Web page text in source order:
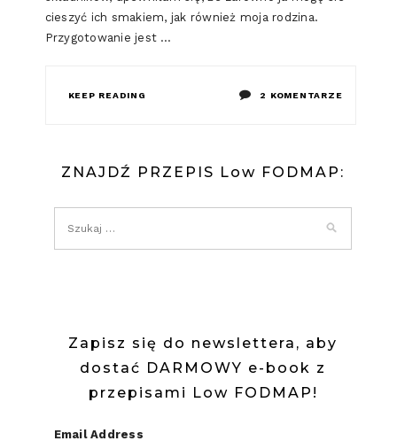
cieszyć ich smakiem, jak również moja rodzina.
Przygotowanie jest …
KEEP READING 2 KOMENTARZEDO
FODMAP)
ZNAJDŹ PRZEPIS Low FODMAP:
Zapisz się do newslettera, aby
dostać DARMOWY e-book z
przepisami Low FODMAP!
Email Address